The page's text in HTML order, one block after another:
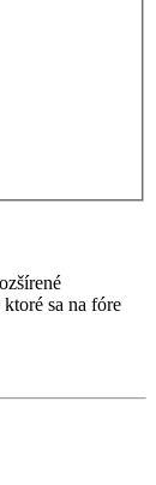
sa na fóre